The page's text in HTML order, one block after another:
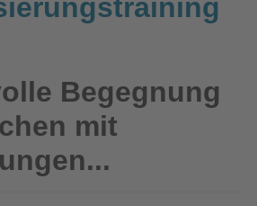
Begegnung
mit